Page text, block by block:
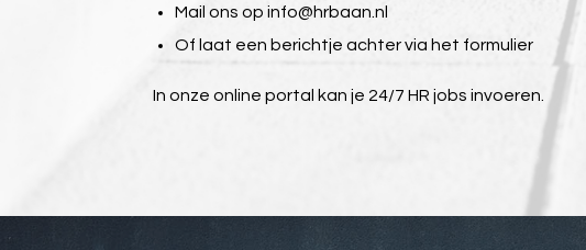
Mail ons opinfo@hrbaan.nl
Of laat een berichtje achter via het formulier
In onze online portal kan je 24/7 HR jobs invoeren.